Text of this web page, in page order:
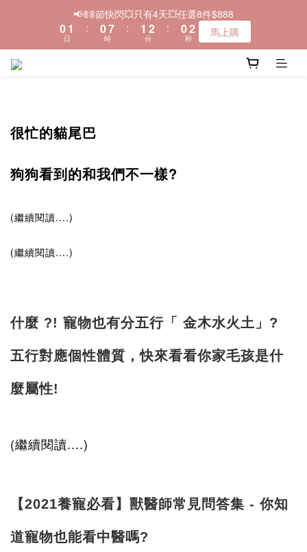
＼🚚全品項現貨~快速寄出／
📢𝟠𝟠節快閃💥只有4天💥任選8件$888
01
0
日
:
1
0
8
7
6
時
:
2
1
0
3
2
1
分
:
1
0
3
2
1
0
秒 馬上購
很忙的貓尾巴
狗狗看到的和我們不一樣?
(繼續閱讀....)
(繼續閱讀....)
什麼 ?! 寵物也有分五行「 金木水火土」?
五行對應個性體質，快來看看你家毛孩是什
麼屬性!
(繼續閱讀....)
【2021養寵必看】獸醫師常見問答集 - 你知
道寵物也能看中醫嗎?